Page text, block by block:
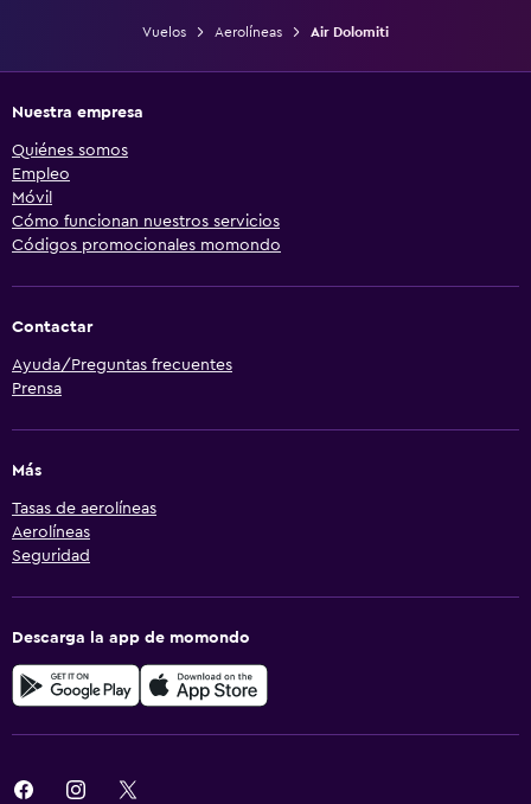
Vuelos Aerolíneas Air Dolomiti
Nuestra empresa
Quiénes somos
Empleo
Móvil
Cómo funcionan nuestros servicios
Códigos promocionales momondo
Contactar
Ayuda/Preguntas frecuentes
Prensa
Más
Tasas de aerolíneas
Aerolíneas
Seguridad
Descarga la app de momondo